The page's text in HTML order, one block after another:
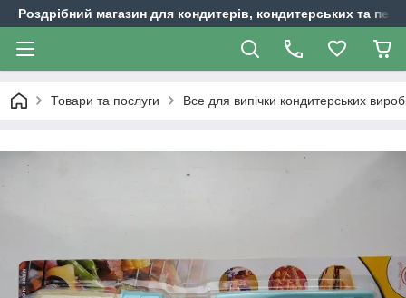
Роздрібний магазин для кондитерів, кондитерських та
Товари та послуги Все для випічки кондитерських